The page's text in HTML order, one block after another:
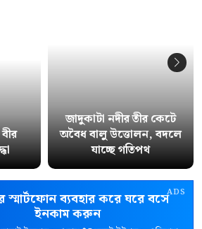
জাদুকাটা নদীর তীর কেটে
অবৈধ বালু উত্তোলন, বদলে
যাচ্ছে গতিপথ
ADS
ব্যবহার করে ঘরে বসে
ইনকাম করুন